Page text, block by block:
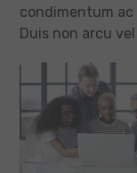
condimentum
Duis non arcu